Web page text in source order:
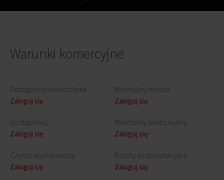
Warunki komercyjne
Dostępna powierzchnia
Zaloguj się
Dostępność
Zaloguj się
Czynsz wywoławczy
Zaloguj się
Minimalny moduł
Zaloguj się
Minimalny okres najmu
Zaloguj się
Koszty eksploatacyjne
Zaloguj się